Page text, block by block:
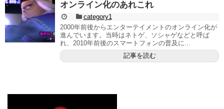
オンライン化のあれこれ
category1
2000年前後からエンターテイメントのオンライン化が
進んでいます。当時はネトゲ、ソシャゲなどと呼ば
れ、2010年前後のスマートフォンの普及に...
記事を読む